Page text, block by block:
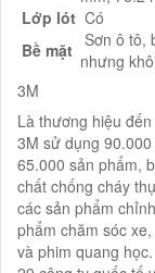
Lớp lót Có
Bề mặt Sơn ô tô,
nhưng
3M
Là thương hiệu
3M sử dụng
65.000 sản phẩm,
chất chống cháy
các sản phẩm
phẩm chăm sóc
và phim quang